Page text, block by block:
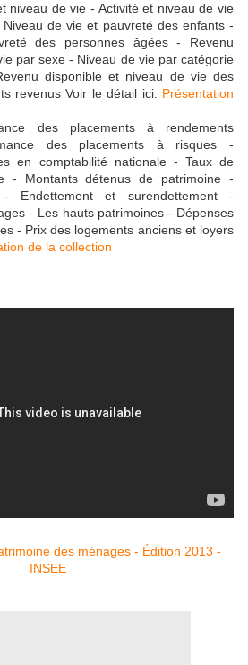
niveau de vie - Activité et niveau de vie
de vie et pauvreté des enfants -
des personnes âgées - Revenu
par sexe - Niveau de vie par catégorie
disponible et niveau de vie des
revenusVoir le détail ici: Présentation
des placements à rendements
des placements à risques -
en comptabilité nationale - Taux de
- Montants détenus de patrimoine -
Endettement et surendettement -
- Les hauts patrimoines - Dépenses
- Prix des logements anciens et loyers
de la collection